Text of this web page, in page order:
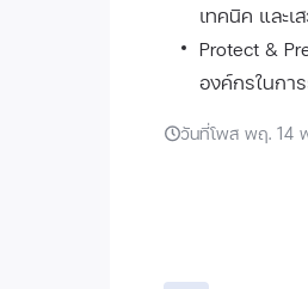
เทคนิค และ
Protect &
องค์กรในกา
วันที่โพส พฤ. 14